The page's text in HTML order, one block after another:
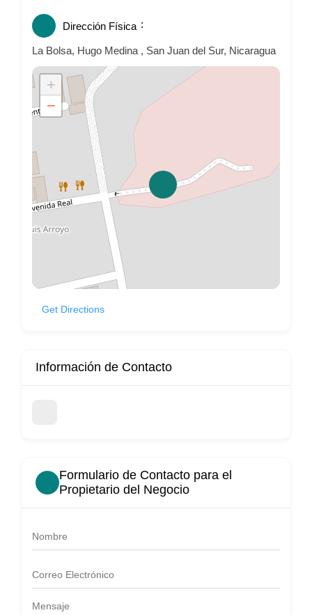
Dirección Física
La Bolsa, Hugo Medina , San Juan del Sur, Nicaragua
+
−
Get Directions
Información de Contacto
Formulario de Contacto para el
Propietario del Negocio